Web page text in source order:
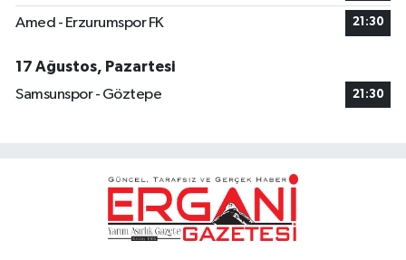
Amed - Erzurumspor FK 21:30
17 Ağustos, Pazartesi
Samsunspor - Göztepe
21:30